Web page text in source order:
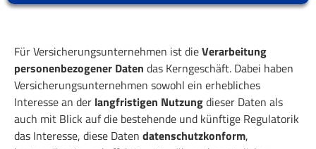
Für Versicherungsunternehmen ist dieVerarbeitung
personenbezogener Daten das Kerngeschäft. Dabei haben
Versicherungsunternehmen sowohl ein erhebliches
Interesse an der langfristigen Nutzungdieser Daten als
auch mit Blick auf die bestehende und künftige Regulatorik
das Interesse, diese Daten datenschutzkonform,